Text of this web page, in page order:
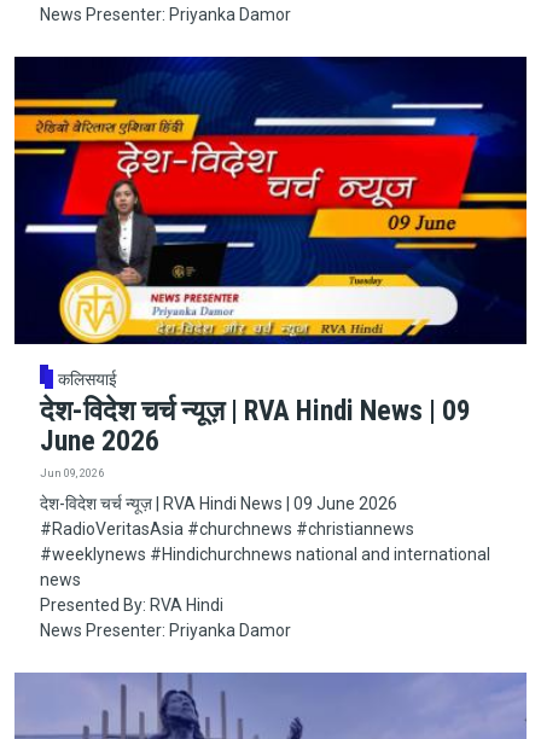
News Presenter: Priyanka Damor
कलिसयाई
देश-विदेश चर्च न्यूज़ | RVA Hindi News | 09
June 2026
Jun 09, 2026
देश-विदेश चर्च न्यूज़ | RVA Hindi News | 09 June 2026
#RadioVeritasAsia​​​​​ #churchnews​​​​​ #christiannews​​​​​
#weeklynews​ #Hindichurchnews national and international
news
Presented By: RVA Hindi
News Presenter: Priyanka Damor